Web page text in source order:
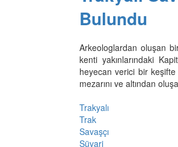
Bulundu
Arkeologlardan oluşan
kenti yakınlarındaki
heyecan verici bir keşifte
mezarını ve altından
Trakyalı
Trak
Savaşçı
Süvari